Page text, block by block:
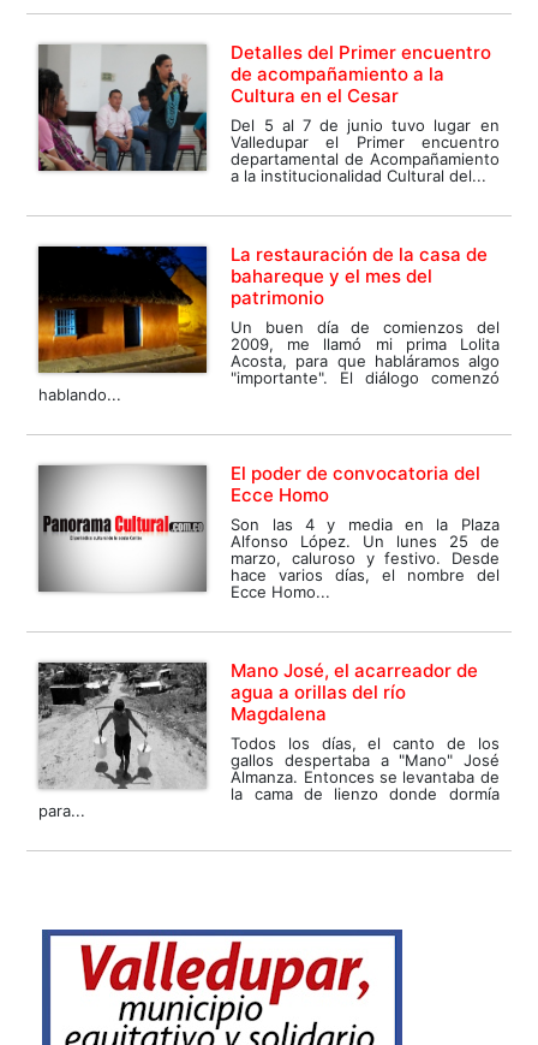
Detalles del Primer encuentro
de acompañamiento a la
Cultura en el Cesar
Del 5 al 7 de junio tuvo lugar en
Valledupar el Primer encuentro
departamental de Acompañamiento
a la institucionalidad Cultural del...
La restauración de la casa de
bahareque y el mes del
patrimonio
Un buen día de comienzos del
2009, me llamó mi prima Lolita
Acosta, para que habláramos algo
"importante". El diálogo comenzó
hablando...
El poder de convocatoria del
Ecce Homo
Son las 4 y media en la Plaza
Alfonso López. Un lunes 25 de
marzo, caluroso y festivo. Desde
hace varios días, el nombre del
Ecce Homo...
Mano José, el acarreador de
agua a orillas del río
Magdalena
Todos los días, el canto de los
gallos despertaba a "Mano" José
Almanza. Entonces se levantaba de
la cama de lienzo donde dormía
para...